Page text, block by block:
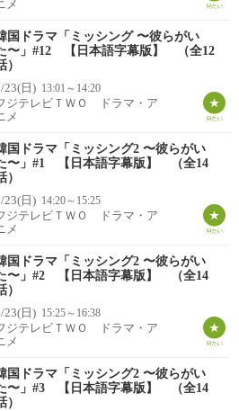
メ
国ドラマ「ミッシング 〜彼らがい
〜」#12 【日本語字幕版】 （全12
）
23(日) 13:01～14:20
ジテレビＴＷＯ ドラマ・ア
メ
国ドラマ「ミッシング2 〜彼らがい
〜」#1 【日本語字幕版】 （全14
）
23(日) 14:20～15:25
ジテレビＴＷＯ ドラマ・ア
メ
国ドラマ「ミッシング2 〜彼らがい
〜」#2 【日本語字幕版】 （全14
）
23(日) 15:25～16:38
ジテレビＴＷＯ ドラマ・ア
メ
国ドラマ「ミッシング2 〜彼らがい
〜」#3 【日本語字幕版】 （全14
）